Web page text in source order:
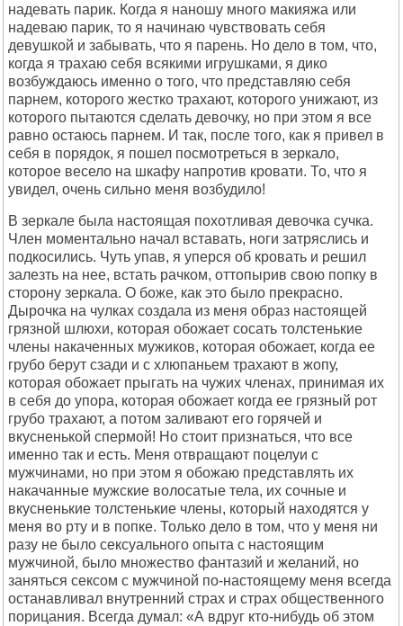
надевать парик. Когда я наношу много макияжа или
надеваю парик, то я начинаю чувствовать себя
девушкой и забывать, что я парень. Но дело в том, что,
когда я трахаю себя всякими игрушками, я дико
возбуждаюсь именно о того, что представляю себя
парнем, которого жестко трахают, которого унижают, из
которого пытаются сделать девочку, но при этом я все
равно остаюсь парнем. И так, после того, как я привел в
себя в порядок, я пошел посмотреться в зеркало,
которое весело на шкафу напротив кровати. То, что я
увидел, очень сильно меня возбудило!
В зеркале была настоящая похотливая девочка сучка.
Член моментально начал вставать, ноги затряслись и
подкосились. Чуть упав, я уперся об кровать и решил
залезть на нее, встать рачком, оттопырив свою попку в
сторону зеркала. О боже, как это было прекрасно.
Дырочка на чулках создала из меня образ настоящей
грязной шлюхи, которая обожает сосать толстенькие
члены накаченных мужиков, которая обожает, когда ее
грубо берут сзади и с хлюпаньем трахают в жопу,
которая обожает прыгать на чужих членах, принимая их
в себя до упора, которая обожает когда ее грязный рот
грубо трахают, а потом заливают его горячей и
вкусненькой спермой! Но стоит признаться, что все
именно так и есть. Меня отвращают поцелуи с
мужчинами, но при этом я обожаю представлять их
накачанные мужские волосатые тела, их сочные и
вкусненькие толстенькие члены, который находятся у
меня во рту и в попке. Только дело в том, что у меня ни
разу не было сексуального опыта с настоящим
мужчиной, было множество фантазий и желаний, но
заняться сексом с мужчиной по-настоящему меня всегда
останавливал внутренний страх и страх общественного
порицания. Всегда думал: «А вдруг кто-нибудь об этом